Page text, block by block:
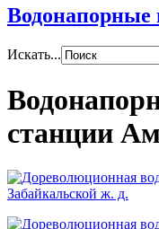
Водонапорные
Искать...
станции